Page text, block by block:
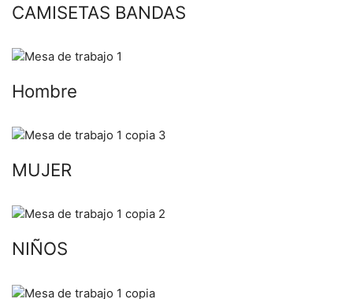
CAMISETAS BANDAS
Hombre
MUJER
NIÑOS